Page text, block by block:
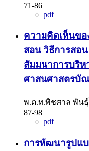
71-86
pdf
ความคิดเห็นขอ
สอน วิธีการสอ
สัมมนาการบริห
ศาสนศาสตรบั
พ.ต.ท.พิชศาล พัน
87-98
pdf
การพัฒนารูปแบ